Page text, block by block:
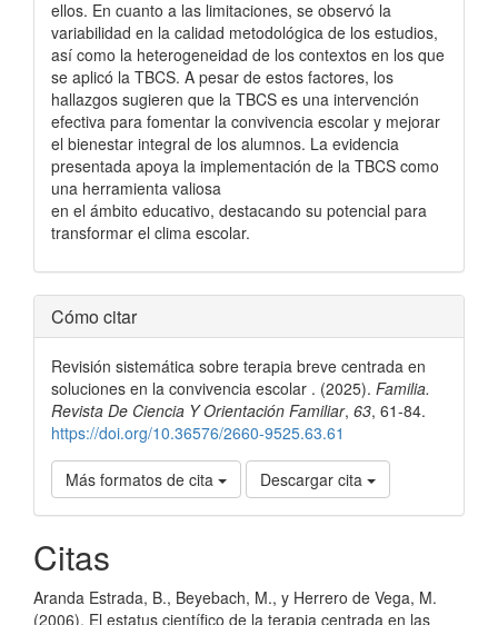
ellos. En cuanto a las limitaciones, se observó la
variabilidad en la calidad metodológica de los estudios,
así como la heterogeneidad de los contextos en los que
se aplicó la TBCS. A pesar de estos factores, los
hallazgos sugieren que la TBCS es una intervención
efectiva para fomentar la convivencia escolar y mejorar
el bienestar integral de los alumnos. La evidencia
presentada apoya la implementación de la TBCS como
una herramienta valiosa
en el ámbito educativo, destacando su potencial para
transformar el clima escolar.
Detalles
del
artículo
Cómo citar
Revisión sistemática sobre terapia breve centrada en
soluciones en la convivencia escolar . (2025). Familia.
Revista De Ciencia Y Orientación Familiar, 63, 61-84.
https://doi.org/10.36576/2660-9525.63.61
Más formatos de cita Descargar cita
Citas
Aranda Estrada, B., Beyebach, M., y Herrero de Vega, M.
(2006). El estatus científico de la terapia centrada en las